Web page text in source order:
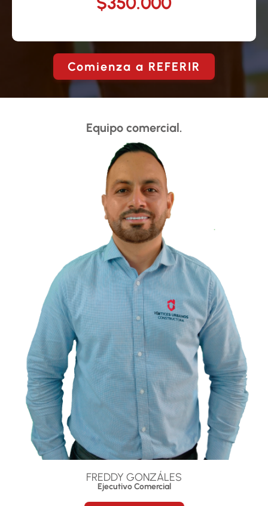
Comienza a REFERIR
Equipo comercial.
FREDDY GONZÁLES
Ejecutivo Comercial